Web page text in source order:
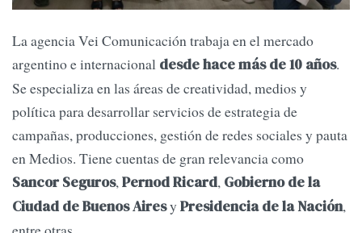
La agencia Vei Comunicación trabaja en el mercado
argentino e internacional desde hace más de 10 años.
Se especializa en las áreas de creatividad, medios y
política para desarrollar servicios de estrategia de
campañas, producciones, gestión de redes sociales y pauta
en Medios. Tiene cuentas de gran relevancia como
Sancor Seguros,Pernod Ricard, Gobierno de la
Ciudad de Buenos Airesy Presidencia de la Nación,